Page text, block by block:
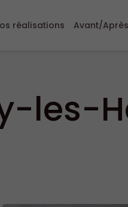
réalisations Avant/Après
les-